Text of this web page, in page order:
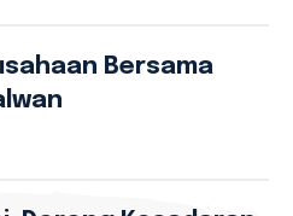
Bersama